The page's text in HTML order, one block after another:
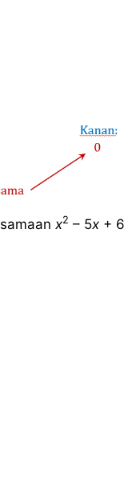
x2 – 5x + 6